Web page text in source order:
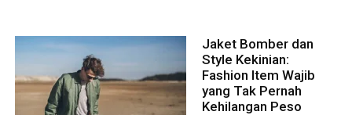
Jaket Bomber dan
Style Kekinian:
Fashion Item Wajib
yang Tak Pernah
Kehilangan Peso